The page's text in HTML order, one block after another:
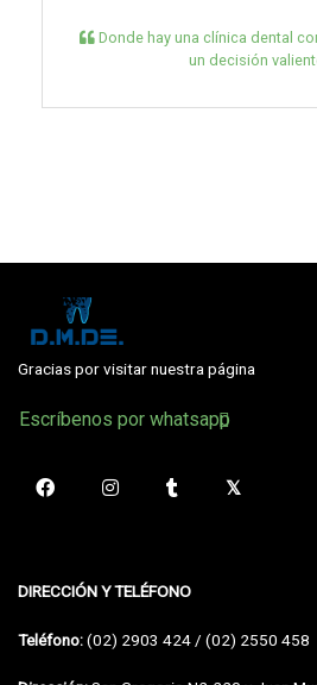
Donde hay una clínica dental
un decisión
Gracias por visitar nuestra página
Escríbenos por whatsapp
DIRECCIÓN Y TELÉFONO
Teléfono:(02) 2903 424 / (02) 2550 458